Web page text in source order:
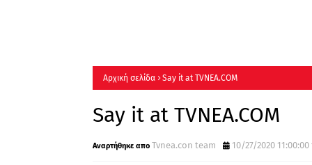
Αρχική σελίδα Say it at TVNEA.COM
Say it at TVNEA.COM
Tvnea.con team 10/27/2020 11:00:00